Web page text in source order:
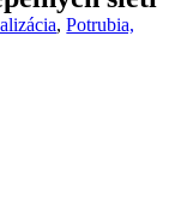
,Potrubia,